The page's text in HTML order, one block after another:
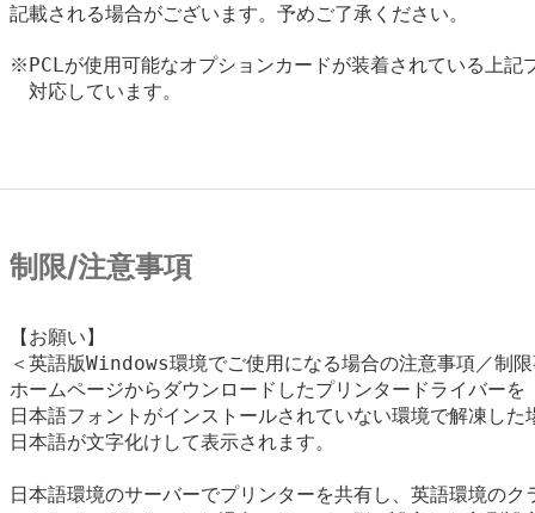
記載される場合がございます。予めご了承ください。
※PCLが使用可能なオプションカードが装着されている上記
対応しています。
制限/注意事項
【お願い】
＜英語版Windows環境でご使用になる場合の注意事項／制
ホームページからダウンロードしたプリンタードライバーを
日本語フォントがインストールされていない環境で解凍した
日本語が文字化けして表示されます。
日本語環境のサーバーでプリンターを共有し、英語環境のク